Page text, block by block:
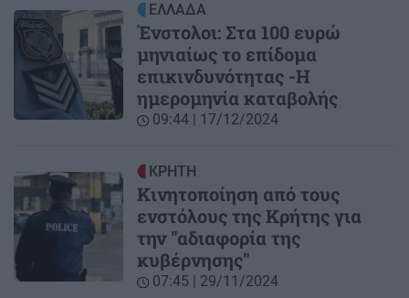
ΕΛΛΑΔΑ
Ένστολοι: Στα 100 ευρώ
μηνιαίως το επίδομα
επικινδυνότητας -Η
ημερομηνία καταβολής
09:44 | 17/12/2024
ΚΡΗΤΗ
Κινητοποίηση από τους
ενστόλους της Κρήτης για
την "αδιαφορία της
κυβέρνησης"
07:45 | 29/11/2024